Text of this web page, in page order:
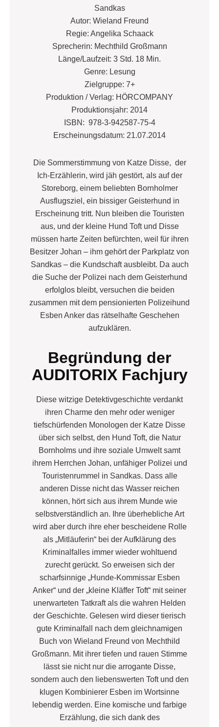
Sandkas
Autor: Wieland Freund
Regie: Angelika Schaack
Sprecherin: Mechthild Großmann
Länge/Laufzeit: 3 Std. 18 Min.
Genre: Lesung
Zielgruppe: 7+
Produktion / Verlag: HÖRCOMPANY
Produktionsjahr: 2014
ISBN: 978-3-942587-75-4
Erscheinungsdatum: 21.07.2014
Die Sommerstimmung von Katze Disse, der
Ich-Erzählerin, wird jäh gestört, als auf der
Storeborg, einem beliebten Bornholmer
Ausflugsziel, ein bissiger Geisterhund in
Erscheinung tritt. Nun bleiben die Touristen
aus, und der kleine Hund Toft und Disse
müssen harte Zeiten befürchten, weil für ihren
Besitzer Johan – ihm gehört der Parkplatz von
Sandkas – die Kundschaft ausbleibt. Da auch
die Suche der Polizei nach dem Geisterhund
erfolglos bleibt, versuchen die beiden
zusammen mit dem pensionierten Polizeihund
Esben Anker das rätselhafte Geschehen
aufzuklären.
Begründung der
AUDITORIX Fachjury
Diese witzige Detektivgeschichte verdankt
ihren Charme den mehr oder weniger
tiefschürfenden Monologen der Katze Disse
über sich selbst, den Hund Toft, die Natur
Bornholms und ihre soziale Umwelt samt
ihrem Herrchen Johan, unfähiger Polizei und
Touristenrummel in Sandkas. Dass alle
anderen Disse nicht das Wasser reichen
können, hört sich aus ihrem Munde wie
selbstverständlich an. Ihre überhebliche Art
wird aber durch ihre eher bescheidene Rolle
als „Mitläuferin“ bei der Aufklärung des
Kriminalfalles immer wieder wohltuend
zurecht gerückt. So erweisen sich der
scharfsinnige „Hunde-Kommissar Esben
Anker“ und der „kleine Kläffer Toft“ mit seiner
unerwarteten Tatkraft als die wahren Helden
der Geschichte. Gelesen wird dieser tierisch
gute Kriminalfall nach dem gleichnamigen
Buch von Wieland Freund von Mechthild
Großmann. Mit ihrer tiefen und rauen Stimme
lässt sie nicht nur die arrogante Disse,
sondern auch den liebenswerten Toft und den
klugen Kombinierer Esben im Wortsinne
lebendig werden. Eine komische und farbige
Erzählung, die sich dank des